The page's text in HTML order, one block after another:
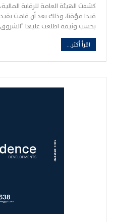
بحسب وثيقة اطلعت عليها
اقرأ أكثر...